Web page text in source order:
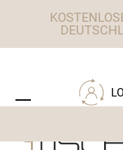
mobile
mobile